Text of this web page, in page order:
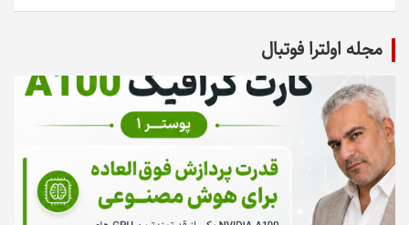
مجله اولترا فوتبال